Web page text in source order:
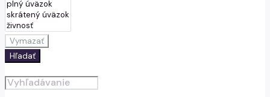
Vymazať
Hľadať